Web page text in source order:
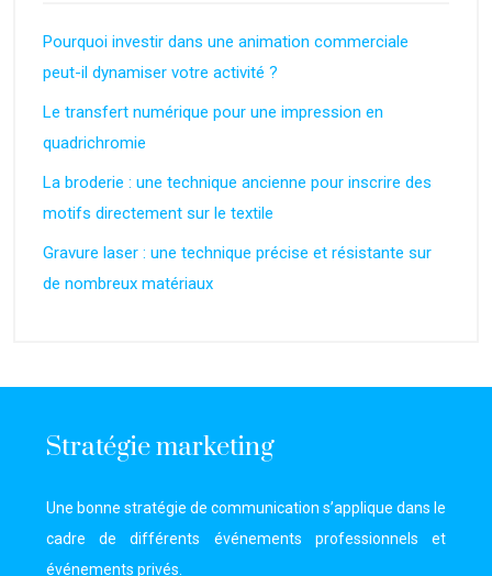
Pourquoi investir dans une animation commerciale
peut-il dynamiser votre activité ?
Le transfert numérique pour une impression en
quadrichromie
La broderie : une technique ancienne pour inscrire des
motifs directement sur le textile
Gravure laser : une technique précise et résistante sur
de nombreux matériaux
Stratégie marketing
Une bonne stratégie de communication s’applique dans le
cadre de différents événements professionnels et
événements privés.